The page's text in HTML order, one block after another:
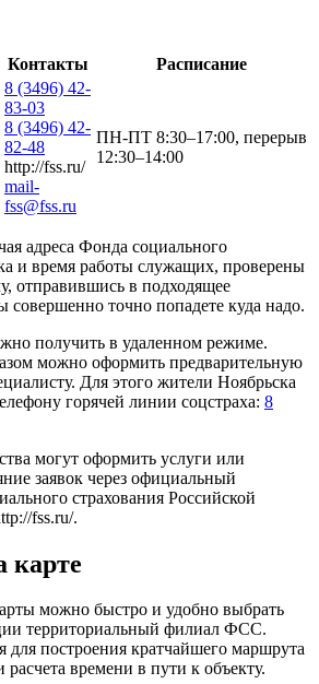
Контакты Расписание
8 (3496) 42-
83-03
8 (3496) 42-
82-48
http://fss.ru/
mail-
fss@fss.ru
ПН-ПТ 8:30–17:00, перерыв
12:30–14:00
адреса Фонда социального
и время работы служащих, проверены
отправившись в подходящее
совершенно точно попадете куда надо.
получить в удаленном режиме.
можно оформить предварительную
Для этого жители Ноябрьска
горячей линии соцстраха: 8
могут оформить услуги или
заявок через официальный
страхования Российской
fss.ru/.
карте
можно быстро и удобно выбрать
территориальный филиал ФСС.
для построения кратчайшего маршрута
расчета времени в пути к объекту.